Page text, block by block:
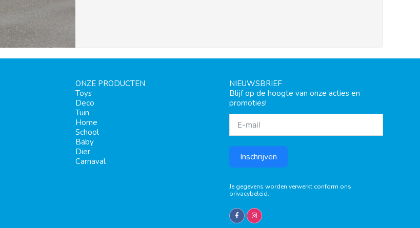
ONZE PRODUCTEN
Toys
Deco
Tuin
Home
School
Baby
Dier
Carnaval
NIEUWSBRIEF
Blijf op de hoogte van onze acties en
promoties!
Inschrijven
Je gegevens worden verwerkt conform ons
privacybeleid.